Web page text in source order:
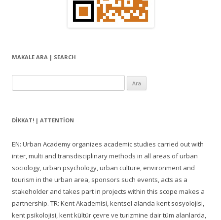
MAKALE ARA | SEARCH
DIKKAT! | ATTENTION
EN: Urban Academy organizes academic studies carried out with
inter, multi and transdisciplinary methods in all areas of urban
sociology, urban psychology, urban culture, environment and
tourism in the urban area, sponsors such events, acts as a
stakeholder and takes part in projects within this scope makes a
partnership. TR: Kent Akademisi, kentsel alanda kent sosyolojisi,
kent psikolojisi, kent kültür çevre ve turizmine dair tüm alanlarda,